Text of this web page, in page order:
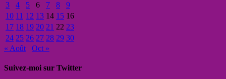
3
4 5 6 7 8
9
10 11 12 13 14 15 16
17 18 19 20 21 22 23
24 25 26 27 28 29 30
« Août
Oct »
Suivez-moi sur Twitter